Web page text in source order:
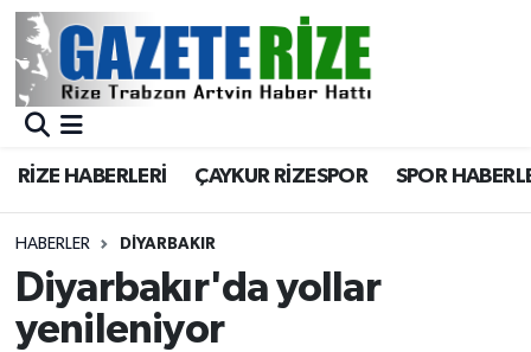
RİZE HABERLERİ ÇAYKUR RİZESPOR SPOR
HABERLER DIYARBAKIR
Diyarbakır'da yollar
yenileniyor
BÖLGEMİZ
Asayiş
Rize Jandarma Komutanlığı
Bilim Teknoloji
Merkez Nöbetçi Eczaneler
Merkez Trafik Yoğunluk Haritası
Süper Lig Puan Durumu ve Fikstür
Tüm Manşetler